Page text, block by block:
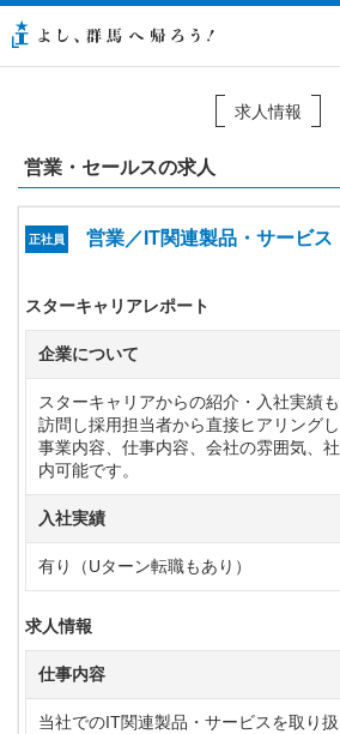
求人情報
営業・セールスの求人
正社員 営業／IT関連製品・サービス
スターキャリアレポート
企業について
スターキャリアからの紹介・入社実績
訪問し採用担当者から直接ヒアリング
事業内容、仕事内容、会社の雰囲気、
内可能です。
入社実績
有り（Uターン転職もあり）
求人情報
仕事内容
当社でのIT関連製品・サービスを取り扱